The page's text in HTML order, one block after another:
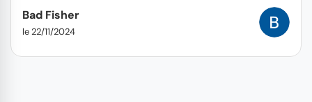
Bad Fisher
le 22/11/2024